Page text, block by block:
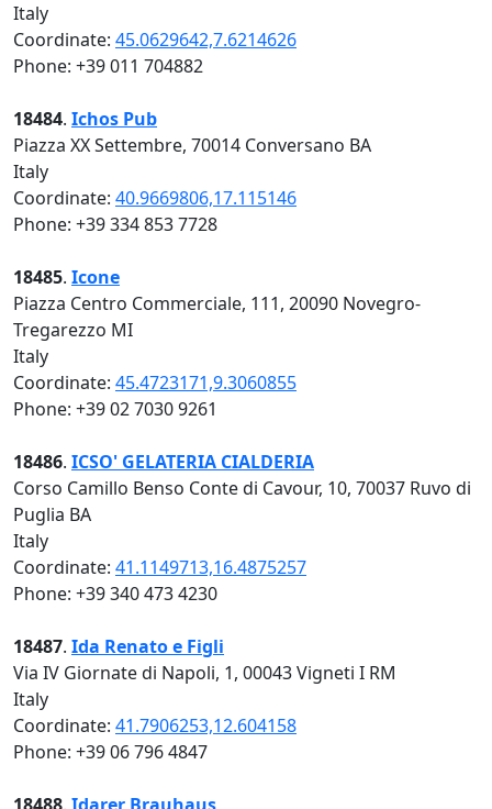
Italy
Coordinate: 45.0629642,7.6214626
Phone: +39 011 704882
18484. Ichos Pub
Piazza XX Settembre, 70014 Conversano BA
Italy
Coordinate: 40.9669806,17.115146
Phone: +39 334 853 7728
18485. Icone
Piazza Centro Commerciale, 111, 20090 Novegro-
Tregarezzo MI
Italy
Coordinate: 45.4723171,9.3060855
Phone: +39 02 7030 9261
18486. ICSO' GELATERIA CIALDERIA
Corso Camillo Benso Conte di Cavour, 10, 70037 Ruvo di
Puglia BA
Italy
Coordinate: 41.1149713,16.4875257
Phone: +39 340 473 4230
18487. Ida Renato e Figli
Via IV Giornate di Napoli, 1, 00043 Vigneti I RM
Italy
Coordinate: 41.7906253,12.604158
Phone: +39 06 796 4847